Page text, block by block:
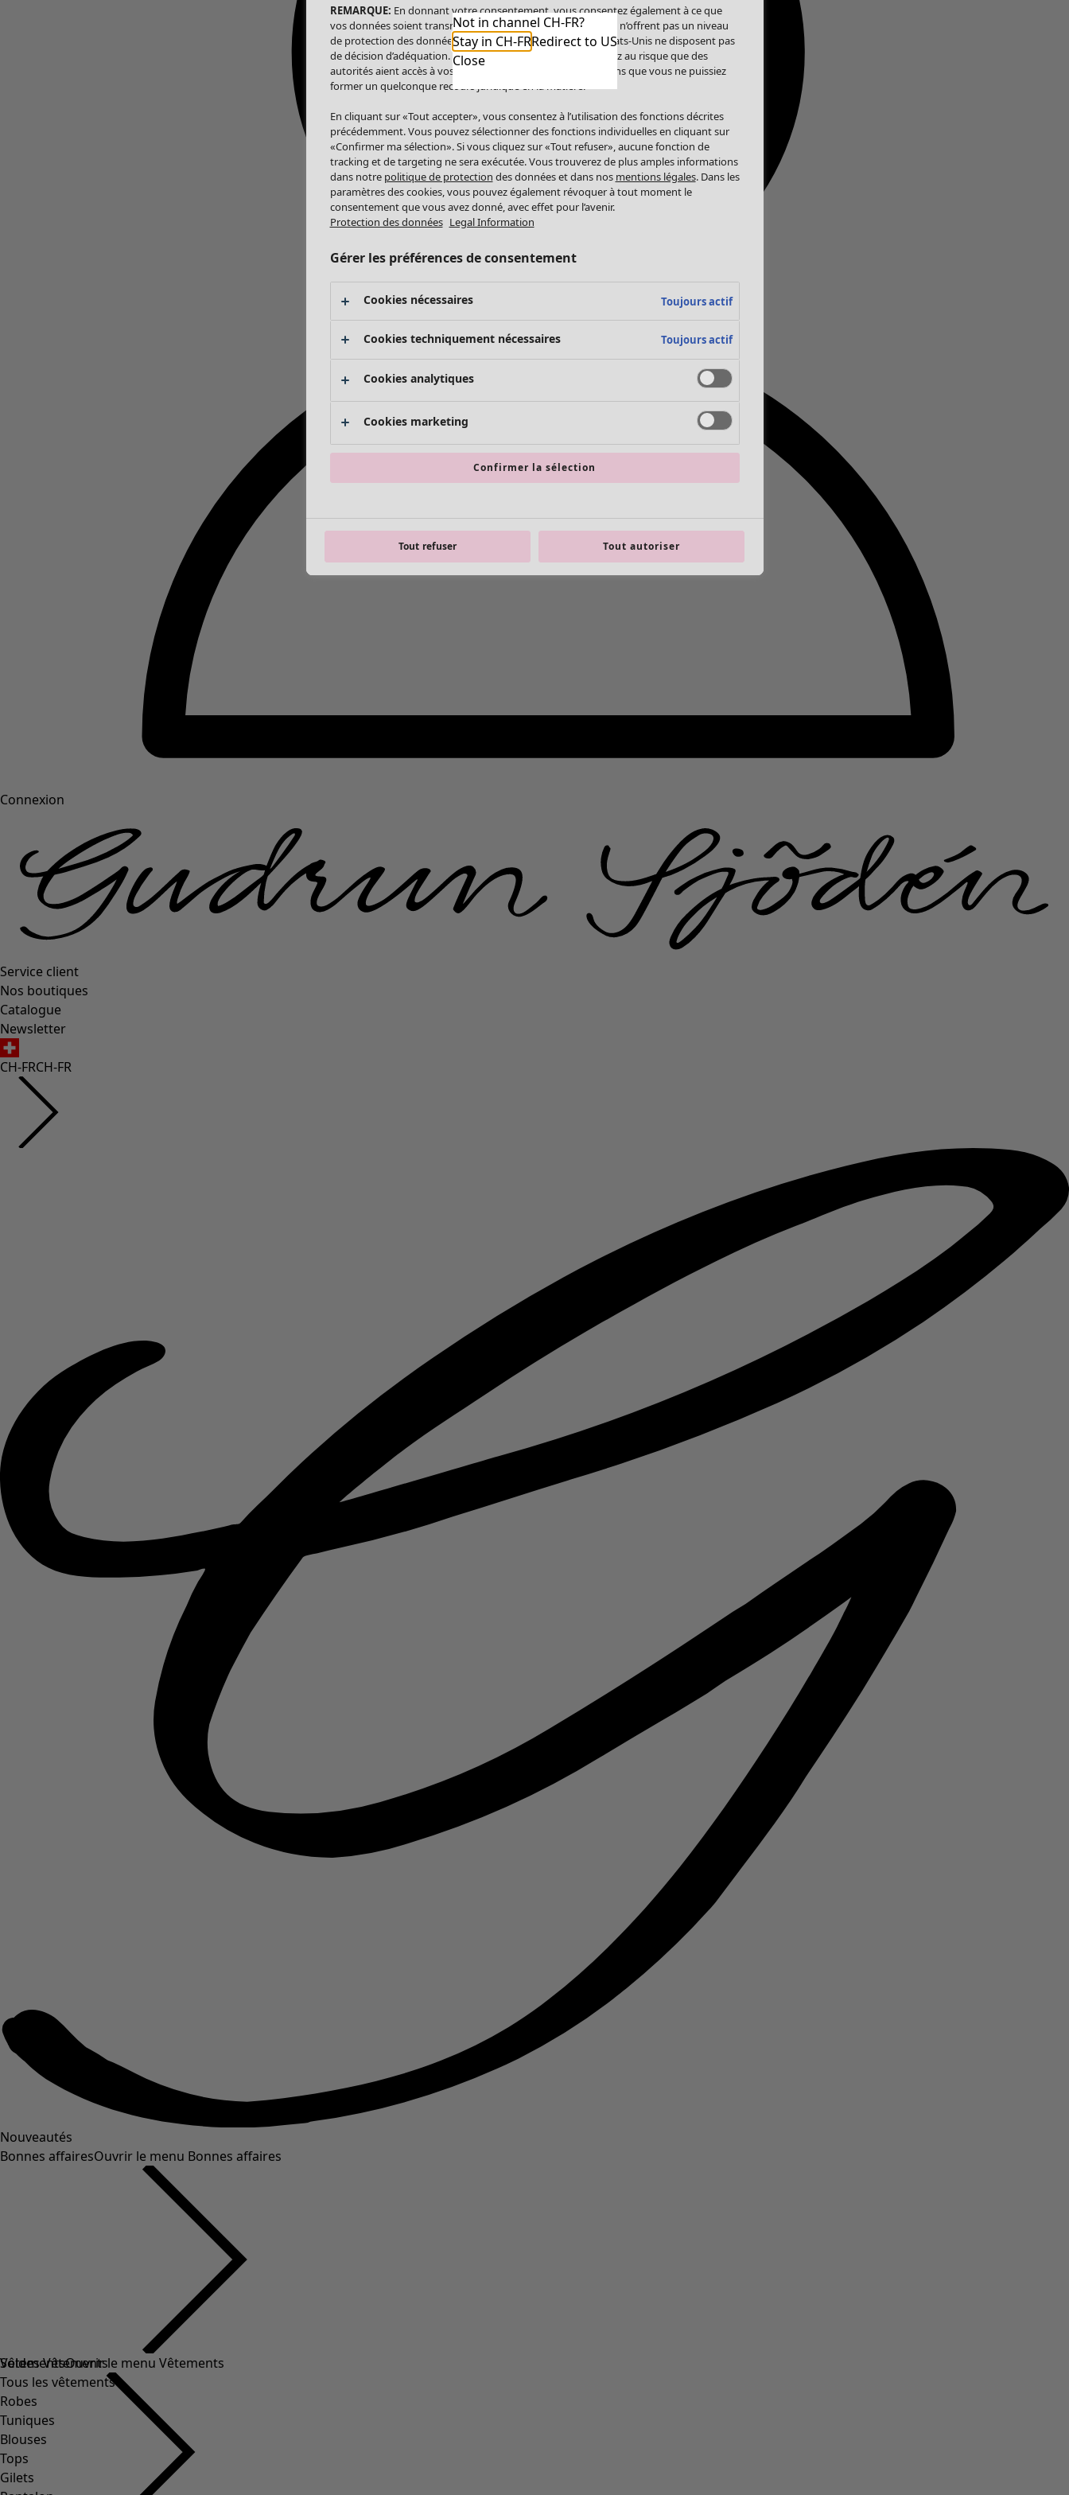
Connexion
Service client
Nos boutiques
Catalogue
Newsletter
CH-FRCH-FR
Nouveautés
Bonnes affairesOuvrir le menu Bonnes affaires
Soldes Vêtements
Tous les vêtements
Robes
Tuniques
Blouses
Tops
Gilets
VêtementsOuvrir le menu Vêtements
Not in channel CH-FR?
Stay in CH-FRRedirect to US
Close
REMARQUE: En donnant votre consentement, vous consentez également à ce que
vos données soient transmises aux États-Unis. Les États-Unis n’offrent pas un niveau
de protection des données comparable à celui de l’UE. Les États-Unis ne disposent pas
de décision d’adéquation. Par conséquent, vous vous exposez au risque que des
autorités aient accès à vos données à caractère personnel sans que vous ne puissiez
former un quelconque recours juridique en la matière.
En cliquant sur «Tout accepter», vous consentez à l’utilisation des fonctions décrites
précédemment. Vous pouvez sélectionner des fonctions individuelles en cliquant sur
«Confirmer ma sélection». Si vous cliquez sur «Tout refuser», aucune fonction de
tracking et de targeting ne sera exécutée. Vous trouverez de plus amples informations
dans notre politique de protection des données et dans nos mentions légales. Dans les
paramètres des cookies, vous pouvez également révoquer à tout moment le
consentement que vous avez donné, avec effet pour l’avenir.
Protection des données Legal Information
Gérer les préférences de consentement
Cookies nécessaires Toujours actif
Cookies techniquement nécessaires Toujours actif
Cookies analytiques
Cookies marketing
Confirmer la sélection
Tout refuser Tout autoriser